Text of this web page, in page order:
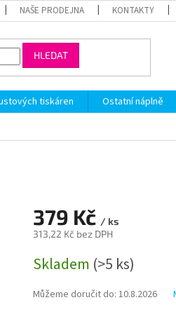
NAŠE PRODEJNA KONTAKTY
HLEDAT
tiskáren Ostatní náplně
379 Kč / ks
313,22 Kč bez DPH
cena:
Skladem (>5 ks)
Můžeme doručit do: 10.8.2026